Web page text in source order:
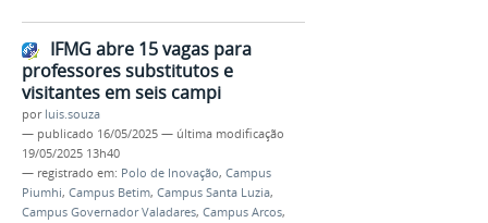
IFMG abre 15 vagas para
professores substitutos e
visitantes em seis campi
por luis.souza
— publicado 16/05/2025 — última modificação
19/05/2025 13h40
— registrado em: Polo de Inovação, Campus
Piumhi, Campus Betim, Campus Santa Luzia,
Campus Governador Valadares, Campus Arcos,